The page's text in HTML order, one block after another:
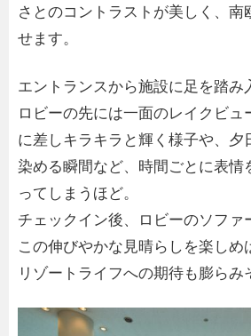
さとのコントラストが美しく、南
せます。
エントランスから施設に足を踏み
ロビーの先には一面のレイクビュ
に差しキラキラと輝く様子や、夕
染める瞬間など、時間ごとに表情
ってしまうほど。
チェックイン後、ロビーのソファ
この伸びやかな見晴らしを楽しめ
リゾートライフへの期待も膨らみ